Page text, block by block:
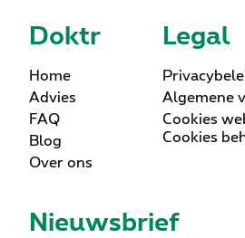
Doktr
Home
Advies
FAQ
Blog
Over ons
Legal
Algemene
Cookies
Cookies
Nieuwsbrief